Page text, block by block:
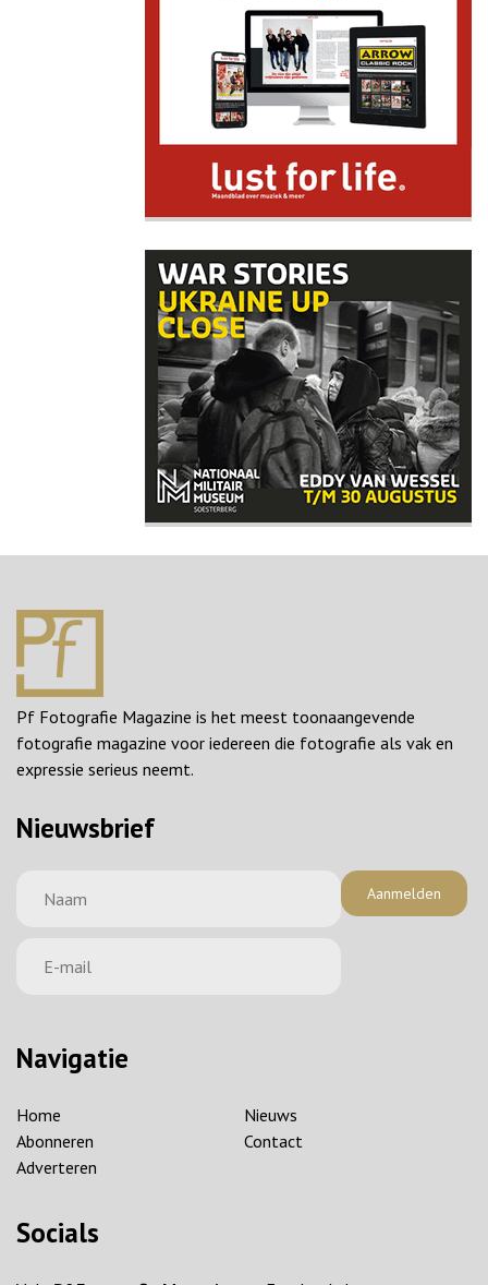
Pf Fotografie Magazine is het meest toonaangevende
fotografie magazine voor iedereen die fotografie als vak en
expressie serieus neemt.
Nieuwsbrief
Aanmelden
Navigatie
Home
Nieuws
Abonneren
Contact
Adverteren
Socials